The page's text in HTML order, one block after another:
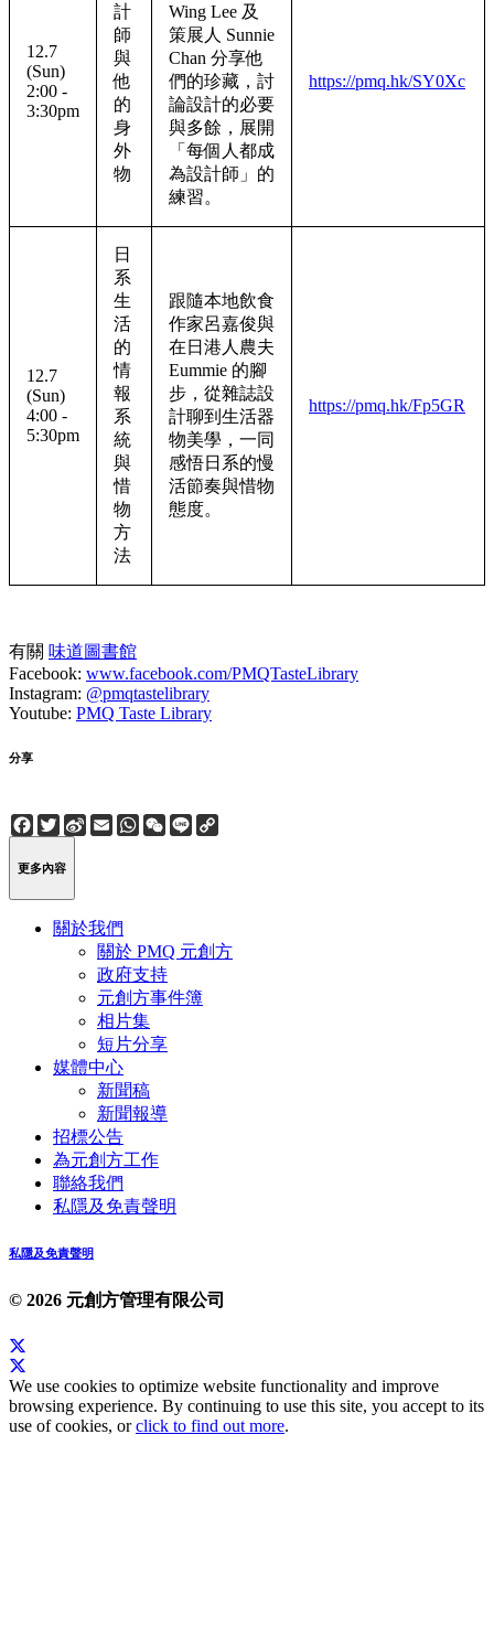
12.7
(Sun)
2:00 -
3:30pm
計
師
與
他
的
身
外
物
Wing Lee 及
策展人 Sunnie
Chan 分享他
們的珍藏，討
論設計的必要
與多餘，展開
「每個人都成
為設計師」的
練習。
https://pmq.hk/SY0Xc
12.7
(Sun)
4:00 -
5:30pm
日
系
生
活
的
情
報
系
統
與
惜
物
方
法
跟隨本地飲食
作家呂嘉俊與
在日港人農夫
Eummie 的腳
步，從雜誌設
計聊到生活器
物美學，一同
感悟日系的慢
活節奏與惜物
態度。
https://pmq.hk/Fp5GR
有關 味道圖書館
Facebook: www.facebook.com/PMQTasteLibrary
Instagram: @pmqtastelibrary
Youtube: PMQ Taste Library
分享
Facebook
Twitter
Sina
Weibo
EmailWhatsApp
WeChat
Line
更多內容
關於我們
關於 PMQ 元創方
政府支持
元創方事件簿
相片集
短片分享
媒體中心
新聞稿
新聞報導
招標公告
為元創方工作
聯絡我們
私隱及免責聲明
私隱及免責聲明
© 2026 元創方管理有限公司
We use cookies to optimize website functionality and improve
browsing experience. By continuing to use this site, you accept to its
use of cookies, orclick to find out more.